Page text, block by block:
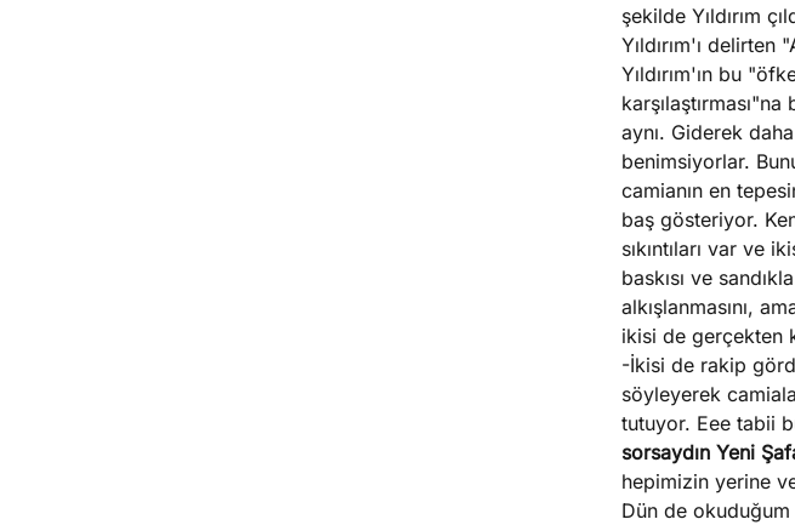
şekilde Yıldırım
Yıldırım'ı
Yıldırım'ın bu
aynı. Giderek
benimsiyorlar.
camianın en
baş gösteriyor.
sıkıntıları var ve
baskısı ve
alkışlanmasını,
ikisi de gerçekten
-İkisi de rakip
söyleyerek
tutuyor. Eee tabii
sorsaydın Yeni
hepimizin yerine
Dün de